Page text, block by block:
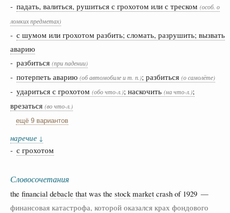
- падать, валиться, рушиться с грохотом или с треском (особ. о
ломких предметах)
- с шумом или грохотом разбить; сломать, разрушить; вызвать
аварию
- разбиться (при падении)
- потерпеть аварию (об автомобиле и т. п.); разбиться (о самолёте)
- удариться с грохотом (обо что-л.); наскочить (на что-л.);
врезаться (во что-л.)
ещё 9 вариантов
наречие ↓
- с грохотом
Словосочетания
the financial debacle that was the stock market crash of 1929 —
финансовая катастрофа, которой оказался крах фондового